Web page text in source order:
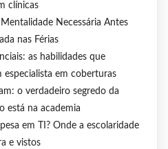
clínicas
Necessária Antes
nas Férias
as habilidades que
especialista em coberturas
o verdadeiro segredo da
está na academia
em TI? Onde a escolaridade
e vistos